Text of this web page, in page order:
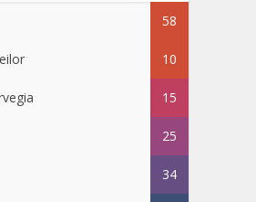
58
10
15
25
34